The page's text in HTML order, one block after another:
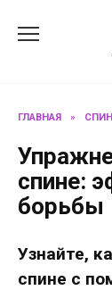
ГЛАВНАЯ »
спине:
борьбы
Узнайте,
спине с